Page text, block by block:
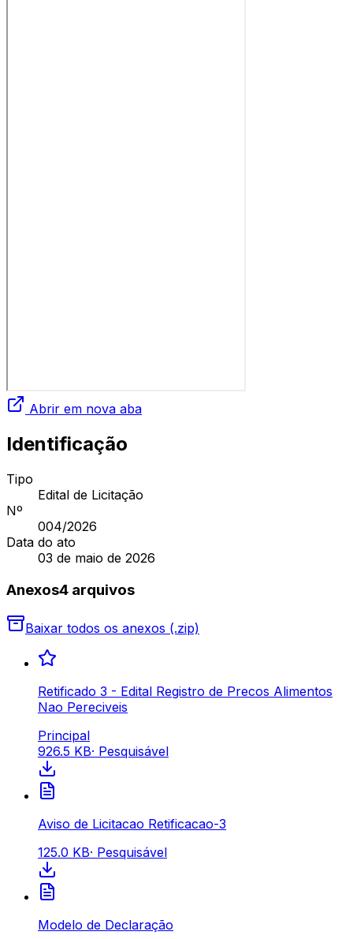
Abrir em nova aba
Identificação
Tipo
Edital de Licitação
Nº
004/2026
Data do ato
03 de maio de 2026
Anexos4 arquivos
Baixar todos os anexos (.zip)
Retificado 3 - Edital Registro de Precos Alimentos
Nao Pereciveis
Principal
926.5 KB· Pesquisável
Aviso de Licitacao Retificacao-3
125.0 KB· Pesquisável
Modelo de Declaração